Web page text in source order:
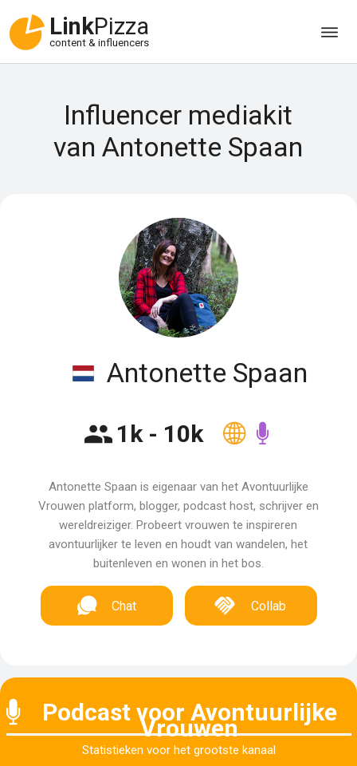
LinkPizza
content & influencers
Influencer mediakit
van Antonette Spaan
Antonette Spaan
1k - 10k
Antonette Spaan is eigenaar van het Avontuurlijke
Vrouwen platform, blogger, podcast host, schrijver en
wereldreiziger. Probeert vrouwen te inspireren
avontuurlijker te leven en houdt van wandelen, het
buitenleven en wonen in het bos.
Chat Collab
Podcast voor Avontuurlijke
Vrouwen
Statistieken voor het grootste kanaal